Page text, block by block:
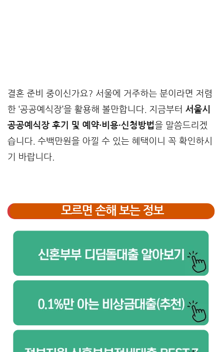
결혼 준비 중이신가요? 서울에 거주하는 분이라면 저렴
한 ‘공공예식장’을 활용해 볼만합니다. 지금부터 서울시
공공예식장 후기 및 예약·비용·신청방법을 말씀드리겠
습니다. 수백만원을 아낄 수 있는 혜택이니 꼭 확인하시
기 바랍니다.
모르면 손해 보는 정보